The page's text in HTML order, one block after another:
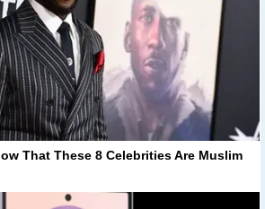
That These 8 Celebrities Are Muslim